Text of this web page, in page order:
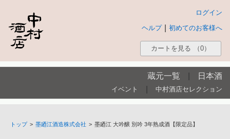
ログイン
初めてのお客様へ
ヘルプ
カートを見る （0）
蔵元一覧 日本酒
イベント 中村酒店セレクション
トップ > 墨廼江酒造株式会社 > 墨廼江 大吟醸 別吟 3年熟成酒【限定品】